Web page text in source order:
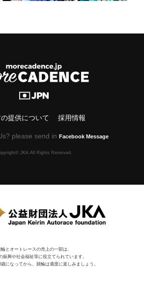
提供について 採用情報
please send in Facebook Message
JKA.All Rights Reserved.
輪とオートレースの売上の一部は、
振興や社会福祉等に役⽴てられています。
になってから。競輪は適度に楽しみましょう。